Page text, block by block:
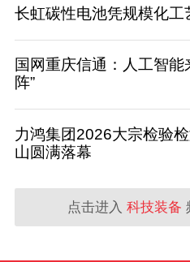
长虹碳性电池凭规模化
国网重庆信通：人工智能
阵”
力鸿集团2026大宗检验
山圆满落幕
点击进入 科技装备